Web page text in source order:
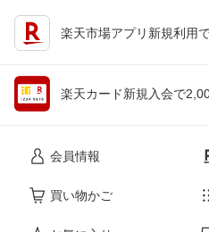
楽天市場アプリ新規利用
楽天カード新規入会で
会員情報
買い物かご